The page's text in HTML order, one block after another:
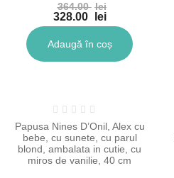
364.00 lei
Prețul
inițial
a
fost:
364.00 lei.
328.00
lei
Prețul
curent
este:
328.00 lei.
Adaugă în coș
Papusa Nines D’Onil, Alex cu
bebe, cu sunete, cu parul
blond, ambalata in cutie, cu
miros de vanilie, 40 cm